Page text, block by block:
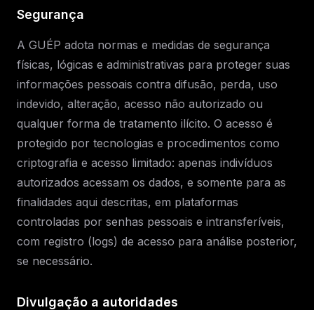
Segurança
A GUÉP adota normas e medidas de segurança
físicas, lógicas e administrativas para proteger suas
informações pessoais contra difusão, perda, uso
indevido, alteração, acesso não autorizado ou
qualquer forma de tratamento ilícito. O acesso é
protegido por tecnologias e procedimentos como
criptografia e acesso limitado: apenas indivíduos
autorizados acessam os dados, e somente para as
finalidades aqui descritas, em plataformas
controladas por senhas pessoais e intransferíveis,
com registro (logs) de acesso para análise posterior,
se necessário.
Divulgação a autoridades